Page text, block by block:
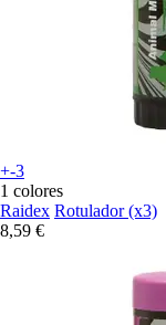
+-3
1 colores
Raidex Rotulador (x3)
8,59 €